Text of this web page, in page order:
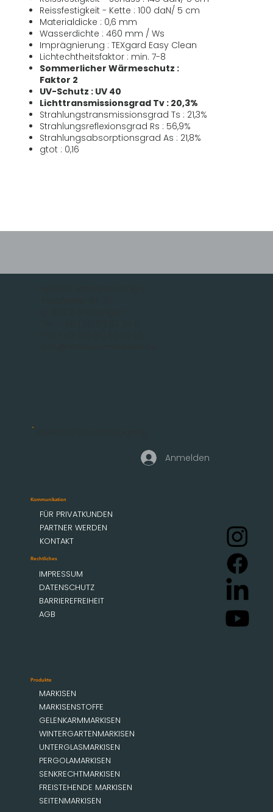
Reissfestigkeit - Kette : 100 daN/ 5 cm
Materialdicke : 0,6 mm
Wasserdichte : 460 mm / Ws
Imprägnierung : TEXgard Easy Clean
Lichtechtheitsfaktor : min. 7-8
Sommerlicher Wärmeschutz :
Faktor 2
UV-Schutz : UV 40
Lichttransmissionsgrad Tv : 20,3%
Strahlungstransmissionsgrad Ts : 21,3%
Strahlungsreflexionsgrad Rs : 56,9%
Strahlungsabsorptionsgrad As : 21,8%
gtot : 0,16
Produkte
MARKISEN
MARKISENSTOFFE
GELENKARMMARKISEN
WINTERGARTENMARKISEN
UNTERGLASMARKISEN
PERGOLAMARKISEN
SENKRECHTMARKISEN
FREISTEHENDE MARKISEN
SEITENMARKISEN
Kommunikation
FÜR PRIVATKUNDEN
PARTNER WERDEN
KONTAKT
Rechtliches
IMPRESSUM
DATENSCHUTZ
BARRIEREFREIHEIT
AGB
Anmelden